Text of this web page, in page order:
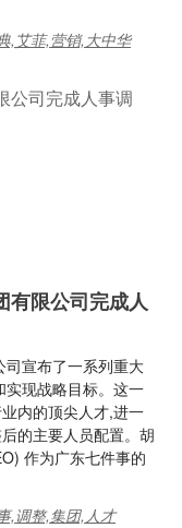
,艾菲,营销,大中华
有限公司完成人
宣布了一系列重大
实现战略目标。这一
内的顶尖人才,进一
的主要人员配置。胡
作为广东七件事的
,调整,集团,人才